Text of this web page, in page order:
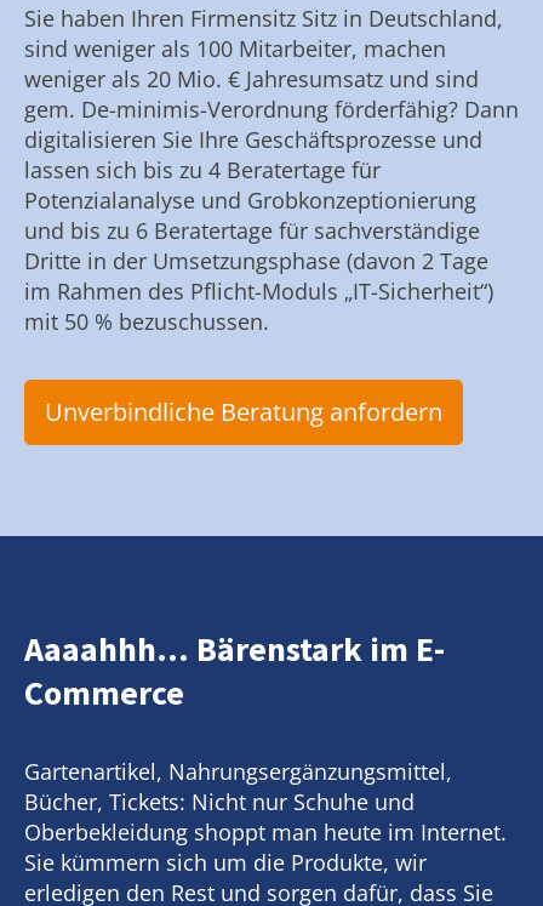
Sie haben Ihren Firmensitz Sitz in Deutschland,
sind weniger als 100 Mitarbeiter, machen
weniger als 20 Mio. € Jahresumsatz und sind
gem. De-minimis-Verordnung förderfähig? Dann
digitalisieren Sie Ihre Geschäftsprozesse und
lassen sich bis zu 4 Beratertage für
Potenzialanalyse und Grobkonzeptionierung
und bis zu 6 Beratertage für sachverständige
Dritte in der Umsetzungsphase (davon 2 Tage
im Rahmen des Pflicht-Moduls „IT-Sicherheit“)
mit 50 % bezuschussen.
Unverbindliche Beratung anfordern
Aaaahhh... Bärenstark im E-
Commerce
Gartenartikel, Nahrungsergänzungsmittel,
Bücher, Tickets: Nicht nur Schuhe und
Oberbekleidung shoppt man heute im Internet.
Sie kümmern sich um die Produkte, wir
erledigen den Rest und sorgen dafür, dass Sie